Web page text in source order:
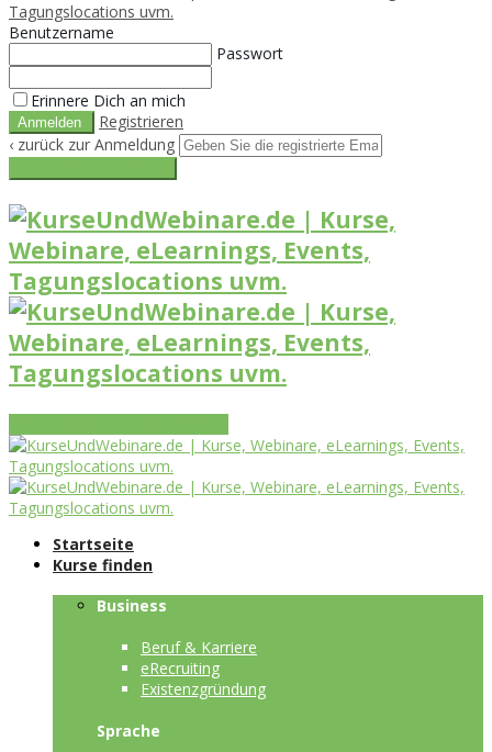
Benutzername
Passwort
Erinnere Dich an mich
Registrieren
‹ zurück zur Anmeldung
Startseite
Kurse finden
Business
Beruf & Karriere
eRecruiting
Existenzgründung
Sprache